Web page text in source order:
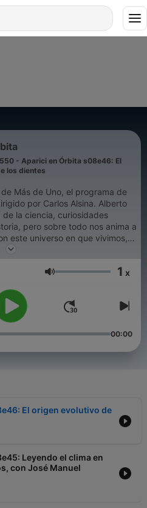
- Aparici en Órbita s08e46: El
los dientes
Más de Uno, el programa de
por Carlos Alsina. Alberto
la ciencia, curiosidades
pero sobre todo nos anima a
este universo en que vivimos,
nuevas. En su presente
y Begoña Gómez de la
Si queréis escuchar el
Uno lo podéis encontrar en la
ondacero.es
Volumen 1 x
00:00
El origen evolutivo de
Leyendo el clima en
con José Manuel